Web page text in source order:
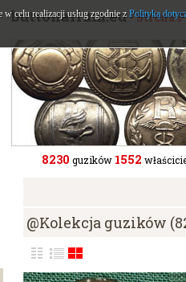
buttonarium.eu- Strona
8230 guzików 1552
@Kolekcja guzików
celu realizacji usług zgodnie z Polityką